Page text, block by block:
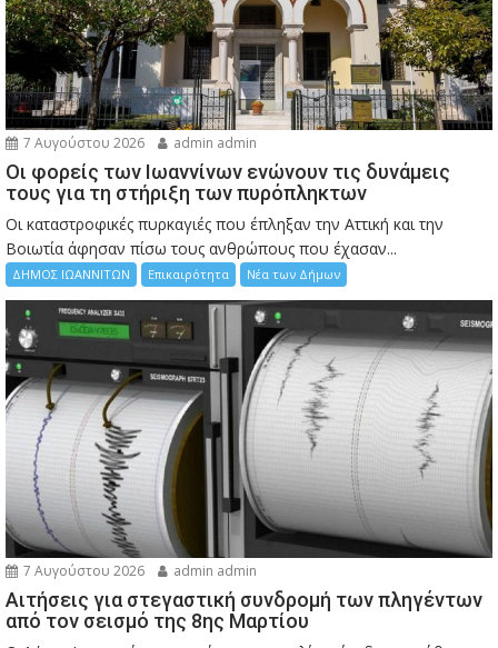
7 Αυγούστου 2026 admin admin
Οι φορείς των Ιωαννίνων ενώνουν τις δυνάμεις
τους για τη στήριξη των πυρόπληκτων
Οι καταστροφικές πυρκαγιές που έπληξαν την Αττική και την
Bοιωτία άφησαν πίσω τους ανθρώπους που έχασαν...
ΔΗΜΟΣ ΙΩΑΝΝΙΤΩΝ Επικαιρότητα Νέα των Δήμων
7 Αυγούστου 2026 admin admin
Αιτήσεις για στεγαστική συνδρομή των πληγέντων
από τον σεισμό της 8ης Μαρτίου